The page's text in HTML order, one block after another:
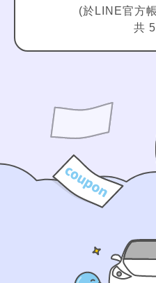
(於LINE官方
共